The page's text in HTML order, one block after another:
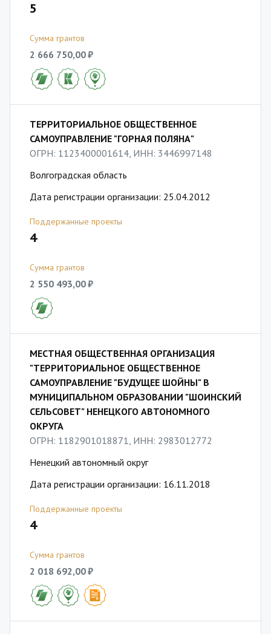
5
Сумма грантов
2 666 750,00 ₽
ТЕРРИТОРИАЛЬНОЕ ОБЩЕСТВЕННОЕ
САМОУПРАВЛЕНИЕ "ГОРНАЯ ПОЛЯНА"
ОГРН: 1123400001614, ИНН: 3446997148
Волгоградская область
Дата регистрации организации: 25.04.2012
Поддержанные проекты
4
Сумма грантов
2 550 493,00 ₽
МЕСТНАЯ ОБЩЕСТВЕННАЯ ОРГАНИЗАЦИЯ
"ТЕРРИТОРИАЛЬНОЕ ОБЩЕСТВЕННОЕ
САМОУПРАВЛЕНИЕ "БУДУЩЕЕ ШОЙНЫ" В
МУНИЦИПАЛЬНОМ ОБРАЗОВАНИИ "ШОИНСКИЙ
СЕЛЬСОВЕТ" НЕНЕЦКОГО АВТОНОМНОГО
ОКРУГА
ОГРН: 1182901018871, ИНН: 2983012772
Ненецкий автономный округ
Дата регистрации организации: 16.11.2018
Поддержанные проекты
4
Сумма грантов
2 018 692,00 ₽